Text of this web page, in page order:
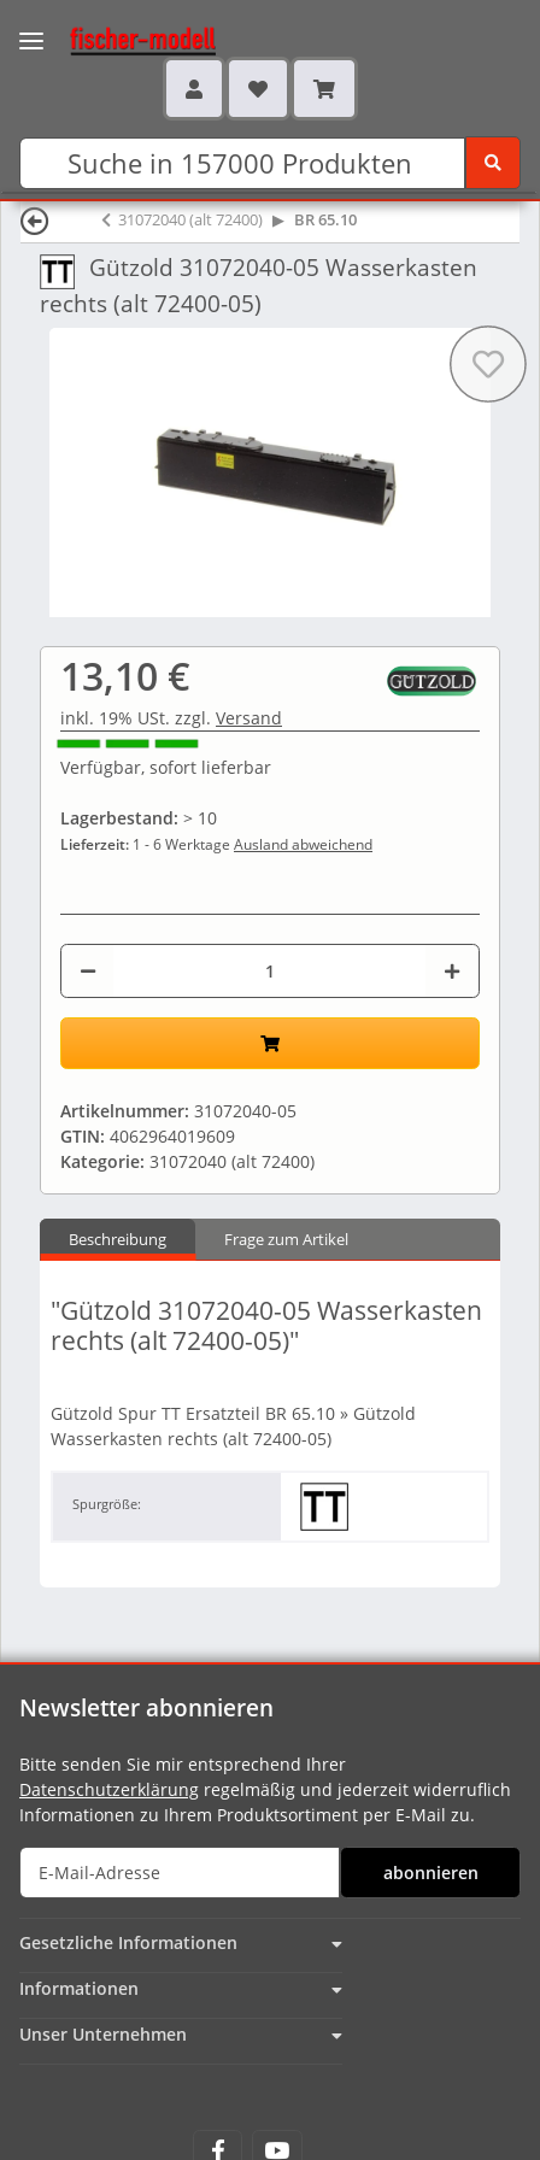
31072040 (alt 72400) BR 65.10
Gützold 31072040-05 Wasserkasten
rechts (alt 72400-05)
13,10 €
inkl. 19% USt. zzgl. Versand
Verfügbar, sofort lieferbar
Lagerbestand: > 10
Lieferzeit: 1 - 6 Werktage Ausland abweichend
Artikelnummer: 31072040-05
GTIN: 4062964019609
Kategorie: 31072040 (alt 72400)
Beschreibung Frage zum Artikel
"Gützold 31072040-05 Wasserkasten
rechts (alt 72400-05)"
Gützold Spur TT Ersatzteil BR 65.10 » Gützold
Wasserkasten rechts (alt 72400-05)
Spurgröße:
Newsletter abonnieren
Bitte senden Sie mir entsprechend Ihrer
Datenschutzerklärung regelmäßig und jederzeit widerruflich
Informationen zu Ihrem Produktsortiment per E-Mail zu.
abonnieren
Gesetzliche Informationen
Informationen
Unser Unternehmen